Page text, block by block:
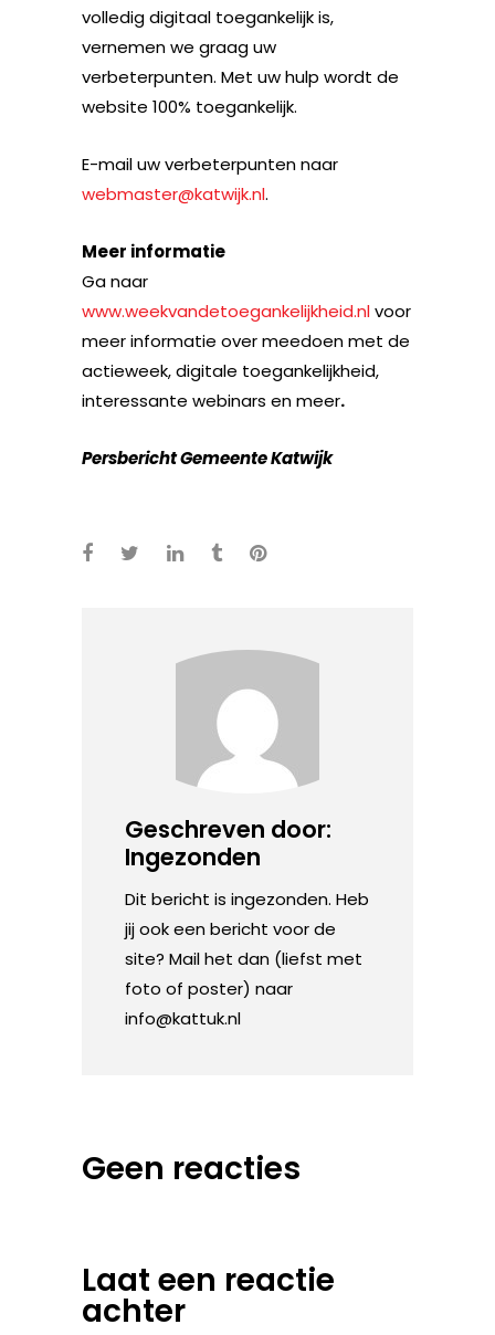
volledig digitaal toegankelijk is,
vernemen we graag uw
verbeterpunten. Met uw hulp wordt de
website 100% toegankelijk.
E-mail uw verbeterpunten naar
webmaster@katwijk.nl.
Meer informatie
Ga naar
www.weekvandetoegankelijkheid.nlvoor
meer informatie over meedoen met de
actieweek, digitale toegankelijkheid,
interessante webinars en meer.
Persbericht Gemeente Katwijk
Geschreven door:
Ingezonden
Dit bericht is ingezonden. Heb
jij ook een bericht voor de
site? Mail het dan (liefst met
foto of poster) naar
info@kattuk.nl
Geen reacties
Laat een reactie
achter